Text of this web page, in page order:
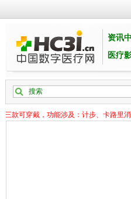
资讯
医疗
CT
款可穿戴，功能涉及：计步、卡路里消